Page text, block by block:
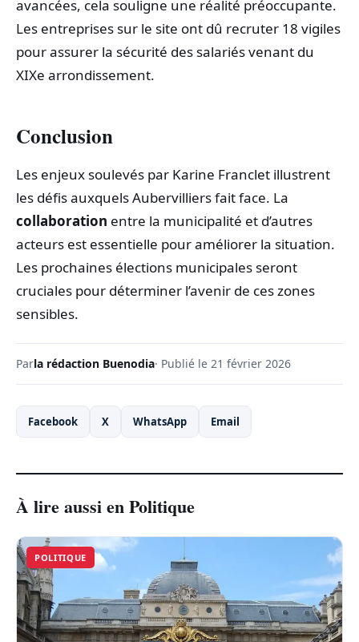
avancées, cela souligne une réalité préoccupante.
Les entreprises sur le site ont dû recruter 18 vigiles
pour assurer la sécurité des salariés venant du
XIXe arrondissement.
Conclusion
Les enjeux soulevés par Karine Franclet illustrent
les défis auxquels Aubervilliers fait face. La
collaboration entre la municipalité et d’autres
acteurs est essentielle pour améliorer la situation.
Les prochaines élections municipales seront
cruciales pour déterminer l’avenir de ces zones
sensibles.
Parla rédaction Buenodia· Publié le 21 février 2026
Facebook X WhatsApp Email
À lire aussi en Politique
POLITIQUE